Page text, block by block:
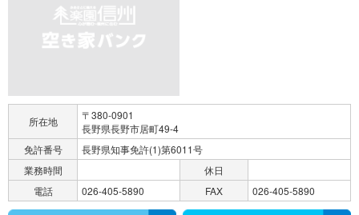
所在地
〒380-0901
長野県長野市居町49-4
免許番号
長野県知事免許(1)第6011号
業務時間
休日
電話
026-405-5890 FAX 026-405-5890